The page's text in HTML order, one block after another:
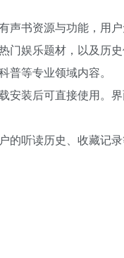
声书资源与功能，用
门娱乐题材，以及历
普等专业领域内容。
安装后可直接使用。
的听读历史、收藏记